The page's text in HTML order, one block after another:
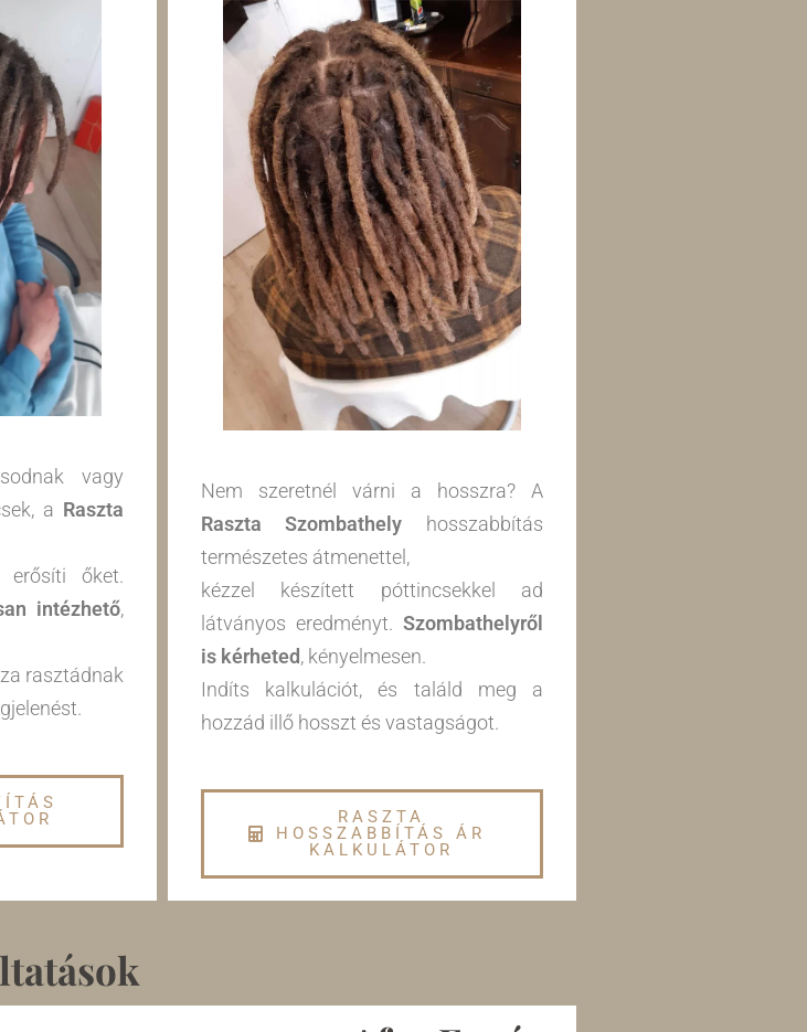
vagy
a Raszta
erősíti őket.
intézhető,
rasztádnak
Nem szeretnél várni a hosszra? A
Raszta Szombathely hosszabbítás
természetes átmenettel,
kézzel készített póttincsekkel ad
látványos eredményt. Szombathelyről
is kérheted, kényelmesen.
Indíts kalkulációt, és találd meg a
hozzád illő hosszt és vastagságot.
RASZTA
HOSSZABBÍTÁS ÁR
KALKULÁTOR